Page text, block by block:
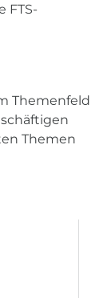
FTS-
Themenfeld
Themen